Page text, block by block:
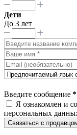
Дети
До 3 лет
Введите сообщение *
Я ознакомлен и
персональных
Связаться с